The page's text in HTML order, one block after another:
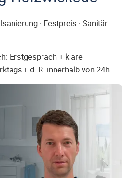
· Festpreis · Sanitär-
Erstgespräch + klare
i. d. R. innerhalb von 24h.